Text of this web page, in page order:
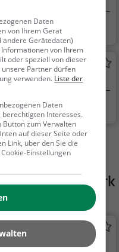
Einkaufen & Shop
ping, Märkte, Sehens
würdigkeit
Familie & Kinder,
Theater & Kino
finden
vonSkatepark
in Hiddenhausen
Daten
von Ihrem Gerät
andere Gerätedaten)
von Ihrem
oder speziell von dieser
Partner dürfen
verwenden. Liste der
Daten
Interesses.
Button zum Verwalten
auf dieser Seite oder
Link, über den Sie die
Einstellungen